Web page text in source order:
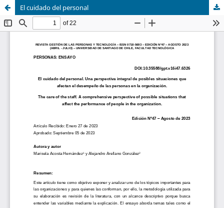
El cuidado del personal